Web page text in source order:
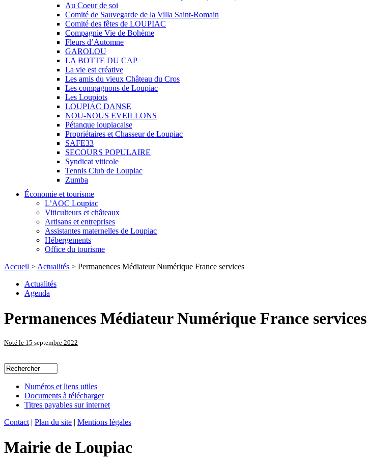
Au Coeur de soi
Comité de Sauvegarde de la Villa Saint-Romain
Comité des fêtes de LOUPIAC
Compagnie Vie de Bohème
Fleurs d’Automne
GAROLOU
LA BOTTE DU CAP
La vie est créative
Les amis du vieux Château du Cros
Les compagnons de Loupiac
Les Loupiots
LOUPIAC DANSE
NOU-NOUS EVEILLONS
Pétanque loupiacaise
Propriétaires et Chasseur de Loupiac
SAFE33
SECOURS POPULAIRE
Syndicat viticole
Tennis Club de Loupiac
Zumba
Économie et tourisme
L’AOC Loupiac
Viticulteurs et châteaux
Artisans et entreprises
Assistantes maternelles de Loupiac
Hébergements
Office du tourisme
Accueil > Actualités > Permanences Médiateur Numérique France services
Actualités
Agenda
Permanences Médiateur Numérique France services
Noté le 15 septembre 2022
Numéros et liens utiles
Documents à télécharger
Titres payables sur internet
Contact | Plan du site | Mentions légales
Mairie de Loupiac